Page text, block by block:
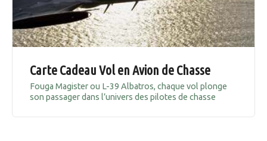
Carte Cadeau Vol en Avion de Chasse
Fouga Magister ou L-39 Albatros, chaque vol plonge
son passager dans l’univers des pilotes de chasse